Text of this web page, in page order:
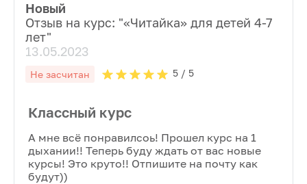
Новый
Отзыв на курс: "«Читайка» для детей 4-7
лет"
13.05.2023
Не засчитан 5/ 5
Классный курс
А мне всё понравилсоь! Прошел курс на 1
дыхании!! Теперь буду ждать от вас новые
курсы! Это круто!! Отпишите на почту как
будут))